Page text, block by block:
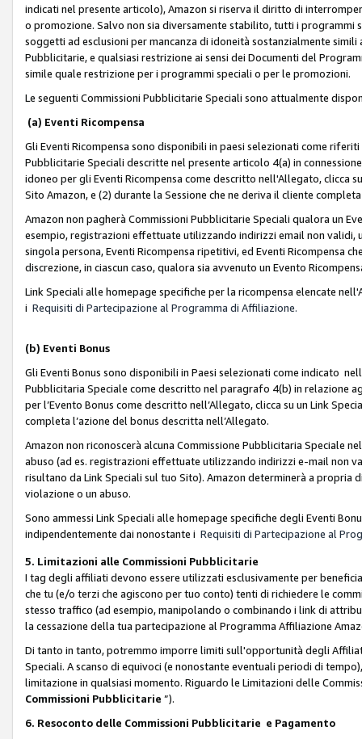
indicati nel presente articolo), Amazon si riserva il diritto di
o promozione. Salvo non sia diversamente stabilito, tutti i
soggetti ad esclusioni per mancanza di idoneità sostanzialmente
Pubblicitarie, e qualsiasi restrizione ai sensi dei Documenti del
simile quale restrizione per i programmi speciali o per le promozioni.
Le seguenti Commissioni Pubblicitarie Speciali sono attualmente
(a) Eventi Ricompensa
Gli Eventi Ricompensa sono disponibili in paesi selezionati come
Pubblicitarie Speciali descritte nel presente articolo 4(a) in
idoneo per gli Eventi Ricompensa come descritto nell'Allegato, clicca
Sito Amazon, e (2) durante la Sessione che ne deriva il cliente
Amazon non pagherà Commissioni Pubblicitarie Speciali qualora un
esempio, registrazioni effettuate utilizzando indirizzi email non
singola persona, Eventi Ricompensa ripetitivi, ed Eventi Ricompensa
discrezione, in ciascun caso, qualora sia avvenuto un Evento
Link Speciali alle homepage specifiche per la ricompensa elencate
i Requisiti di Partecipazione al Programma di Affiliazione.
(b) Eventi Bonus
Gli Eventi Bonus sono disponibili in Paesi selezionati come indicato
Pubblicitaria Speciale come descritto nel paragrafo 4(b) in relazione
per l’Evento Bonus come descritto nell’Allegato, clicca su un Link
completa l’azione del bonus descritta nell’Allegato.
Amazon non riconoscerà alcuna Commissione Pubblicitaria Speciale
abuso (ad es. registrazioni effettuate utilizzando indirizzi e-mail non
risultano da Link Speciali sul tuo Sito). Amazon determinerà a propria
violazione o un abuso.
Sono ammessi Link Speciali alle homepage specifiche degli Eventi
indipendentemente dai nonostante i Requisiti di Partecipazione al
5. Limitazioni alle Commissioni Pubblicitarie
I tag degli affiliati devono essere utilizzati esclusivamente per
che tu (e/o terzi che agiscono per tuo conto) tenti di richiedere le
stesso traffico (ad esempio, manipolando o combinando i link di
la cessazione della tua partecipazione al Programma Affiliazione
Di tanto in tanto, potremmo imporre limiti sull'opportunità degli
Speciali. A scanso di equivoci (e nonostante eventuali periodi di
limitazione in qualsiasi momento. Riguardo le Limitazioni delle
Commissioni Pubblicitarie ”).
6. Resoconto delle Commissioni Pubblicitarie e Pagamento